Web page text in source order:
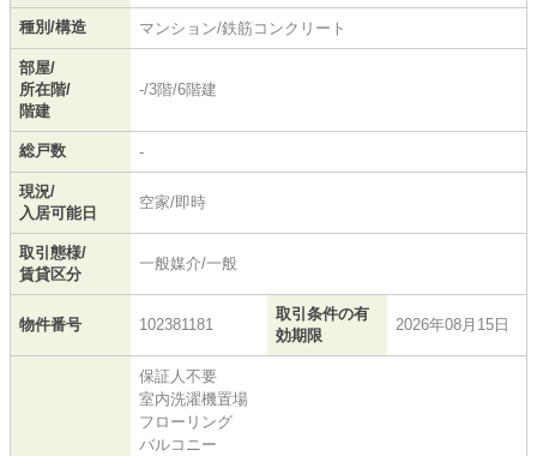
種別/構造 マンション/鉄筋コンクリート
部屋/
所在階/
階建
-/3階/6階建
総戸数 -
現況/
入居可能日
空家/即時
取引態様/
賃貸区分
一般媒介/一般
物件番号 102381181
取引条件の有
効期限
2026年08月15日
保証人不要
室内洗濯機置場
フローリング
バルコニー